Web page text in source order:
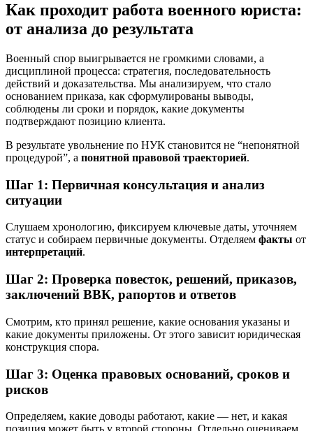
Как проходит работа военного юриста:
от анализа до результата
Военный спор выигрывается не громкими словами, а
дисциплиной процесса: стратегия, последовательность
действий и доказательства. Мы анализируем, что стало
основанием приказа, как сформулированы выводы,
соблюдены ли сроки и порядок, какие документы
подтверждают позицию клиента.
В результате увольнение по НУК становится не “непонятной
процедурой”, а понятной правовой траекторией.
Шаг 1: Первичная консультация и анализ
ситуации
Слушаем хронологию, фиксируем ключевые даты, уточняем
статус и собираем первичные документы. Отделяем факты от
интерпретаций.
Шаг 2: Проверка повесток, решений, приказов,
заключений ВВК, рапортов и ответов
Смотрим, кто принял решение, какие основания указаны и
какие документы приложены. От этого зависит юридическая
конструкция спора.
Шаг 3: Оценка правовых оснований, сроков и
рисков
Определяем, какие доводы работают, какие — нет, и какая